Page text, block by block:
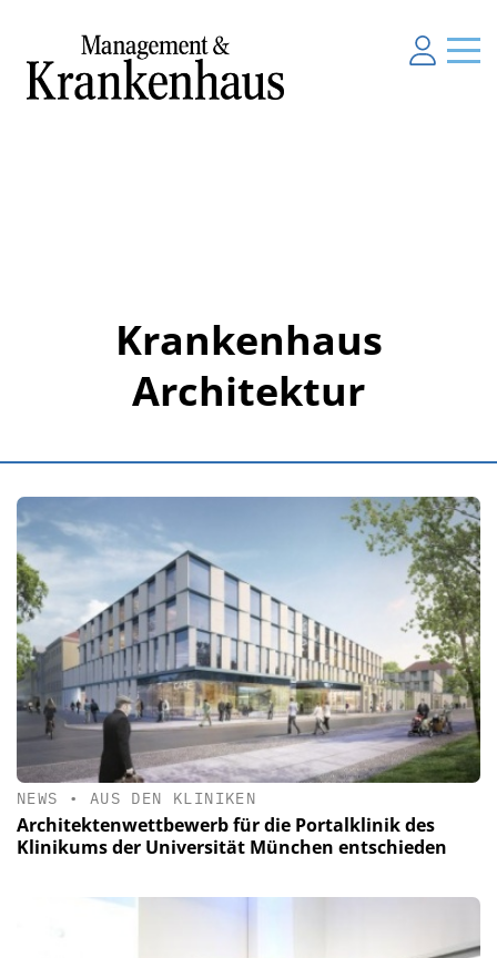
Krankenhaus
Architektur
NEWS • AUS DEN KLINIKEN
Architektenwettbewerb für die Portalklinik des
Klinikums der Universität München entschieden